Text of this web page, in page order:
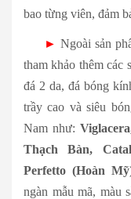
bao từng viên, đảm
► Ngoài sản
tham khảo thêm các
đá 2 da, đá bóng
trầy cao và siêu
Nam như:
Thạch Bàn,
Perfetto (Hoàn
ngàn mẫu mã, màu